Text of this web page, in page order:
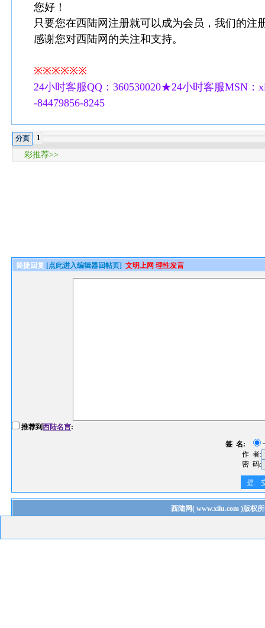
您好！
只要您在西陆网注册就可以成为会员，我们的注
感谢您对西陆网的关注和支持。
※※※※※※
24小时客服QQ：360530020★24小时客服MSN
-84479856-8245
分页 1
彩推荐>>
简捷回复 [点此进入编辑器回帖页] 文明上网 理性发言
推荐到西陆名言:
签 名:
作 者:
密 码:
提
西陆网( www.xilu.com)版权